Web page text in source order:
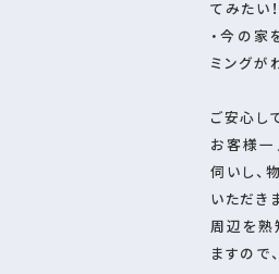
てみたい！
・今の家
ミングが
ご安心し
お客様
伺いし、
いただき
周辺を熟
ますので